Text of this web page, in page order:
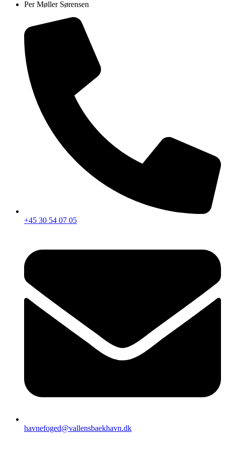
Per Møller Sørensen
+45 30 54 07 05
havnefoged@vallensbaekhavn.dk